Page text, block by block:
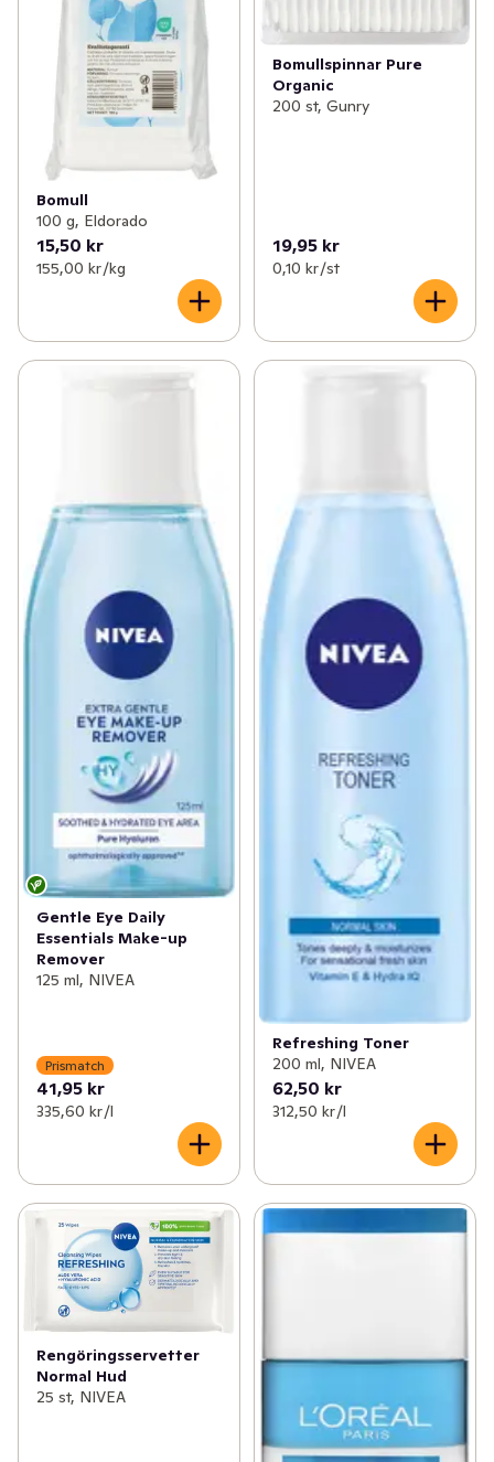
Bomull
100 g, Eldorado
15,50 kr
155,00 kr /kg
Bomullspinnar Pure
Organic
200 st, Gunry
19,95 kr
0,10 kr /st
Gentle Eye Daily
Essentials Make-up
Remover
125 ml, NIVEA
Prismatch
41,95 kr
335,60 kr /l
Refreshing Toner
200 ml, NIVEA
62,50 kr
312,50 kr /l
Rengöringsservetter
Normal Hud
25 st, NIVEA